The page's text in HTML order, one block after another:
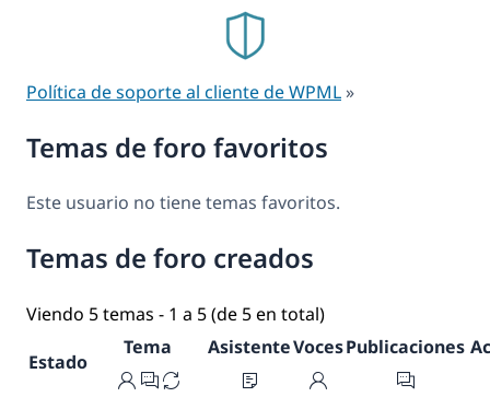
Temas de foro favoritos
Este usuario no tiene temas favoritos.
Temas de foro creados
Viendo 5 temas - 1 a 5 (de 5 en total)
Estado
Tema AsistenteVocesPublicaciones
Política de soporte al cliente de WPML »